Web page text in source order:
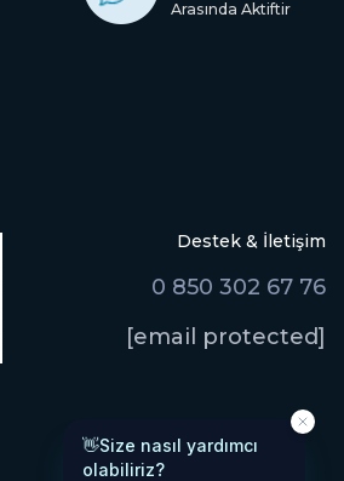
Arasında Aktiftir
Destek & İletişim
0 850 302 67 76
[email protected]